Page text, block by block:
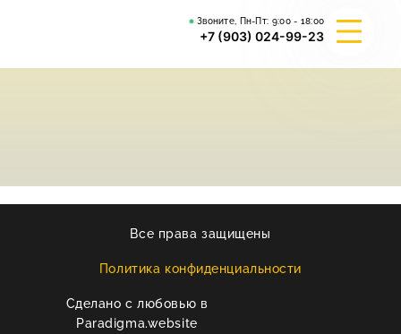
Звоните, Пн-Пт: 9:00 - 18:00
+7 (903) 024-99-23
РЕКВИЗИТЫ
КОНТАКТЫ
Все права защищены
Политика конфиденциальности
Сделано с любовью в
Paradigma.website